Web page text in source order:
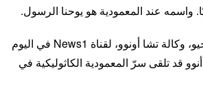
واسمه عند المعمودية هو يوحنا الرسول.
كما أكدت وكالة فانتاجيو، وكالة تشا أونوو، لقناة News1 في اليوم
قد تلقى سرّ المعمودية الكاثوليكية في